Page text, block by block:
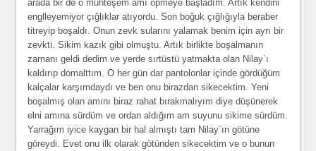
arada bir de o muhteşem amı öpmeye başladım. Artık kendini
englleyemiyor çığlıklar atıyordu. Son boğuk çığlığıyla beraber
titreyip boşaldı. Onun zevk sularını yalamak benim için ayrı bir
zevkti. Sikim kazık gibi olmuştu. Artık birlikte boşalmanın
zamanı geldi dedim ve yerde sırtüstü yatmakta olan Nilay`ı
kaldırıp domalttım. O her gün dar pantolonlar içinde gördüğüm
kalçalar karşımdaydı ve ben onu birazdan sikecektim. Yeni
boşalmış olan amını biraz rahat bırakmalıyım diye düşünerek
elni amına sürdüm ve ordan aldığım am suyunu sikime sürdüm.
Yarrağım iyice kaygan bir hal almıştı tam Nilay`ın götüne
göreydi. Evet onu ilk olarak götünden sikecektim ve o bunun